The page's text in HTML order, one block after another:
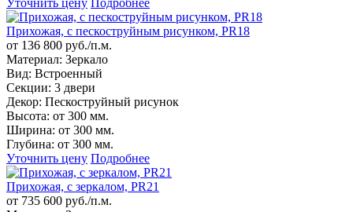
Прихожая, с пескоструйным рисунком, PR18
от 136 800 руб./п.м.
Материал: Зеркало
Вид: Встроенный
Секции: 3 двери
Декор: Пескоструйный рисунок
Высота: от 300 мм.
Ширина: от 300 мм.
Глубина: от 300 мм.
Уточнить цену Подробнее
Прихожая, с зеркалом, PR21
от 735 600 руб./п.м.